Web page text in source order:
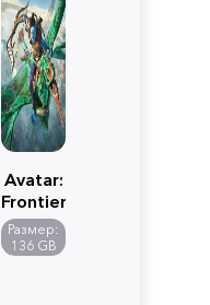
Avatar:
Frontiers
of
Pandora
Размер:
136 GB